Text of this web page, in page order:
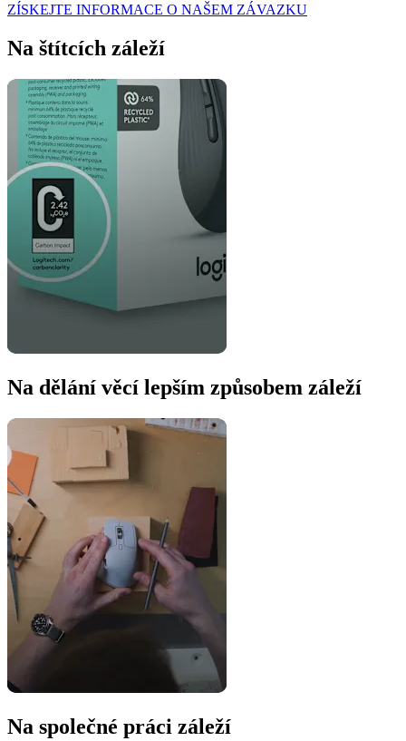
ZÍSKEJTE INFORMACE O NAŠEM ZÁVAZKU
Na štítcích záleží
Na dělání věcí lepším způsobem záleží
Na společné práci záleží